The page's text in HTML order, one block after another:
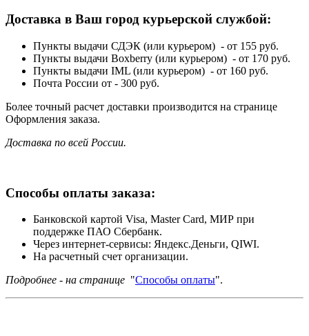
Доставка в Ваш город курьерской службой:
Пункты выдачи СДЭК (или курьером) - от 155 руб.
Пункты выдачи Boxberry (или курьером) - от 170 руб.
Пункты выдачи IML (или курьером) - от 160 руб.
Почта России от - 300 руб.
Более точный расчет доставки производится на странице
Оформления заказа.
Доставка по всей России.
Способы оплаты заказа:
Банковской картой Visa, Master Card, МИР при
поддержке ПАО Сбербанк.
Через интернет-сервисы: Яндекс.Деньги, QIWI.
На расчетный счет организации.
Подробнее - на странице "Способы оплаты".